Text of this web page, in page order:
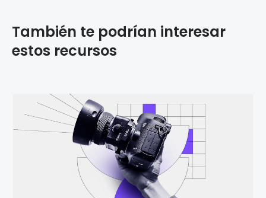
También te podrían interesar
estos recursos